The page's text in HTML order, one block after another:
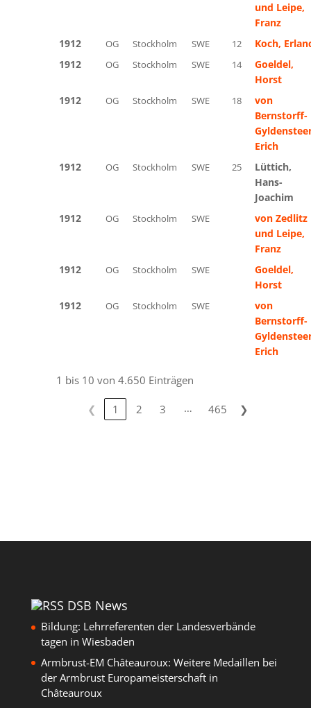
und Leipe,
Franz
1912
OG Stockholm SWE 12
Koch,
1912
OG Stockholm SWE 14
Goeldel,
Horst
1912
OG Stockholm SWE 18
von
Bernstorff-
Erich
1912
OG Stockholm SWE 25
Lüttich,
Hans-
Joachim
1912
OG Stockholm SWE
von Zedlitz
und Leipe,
Franz
1912
OG Stockholm SWE
Goeldel,
Horst
1912
OG Stockholm SWE
von
Bernstorff-
Erich
1 bis 10 von 4.650 Einträgen
❮ 1 2 3 … 465 ❯
DSB News
Bildung: Lehrreferenten der Landesverbände
tagen in Wiesbaden
Armbrust-EM Châteauroux: Weitere Medaillen bei
der Armbrust Europameisterschaft in
Châteauroux